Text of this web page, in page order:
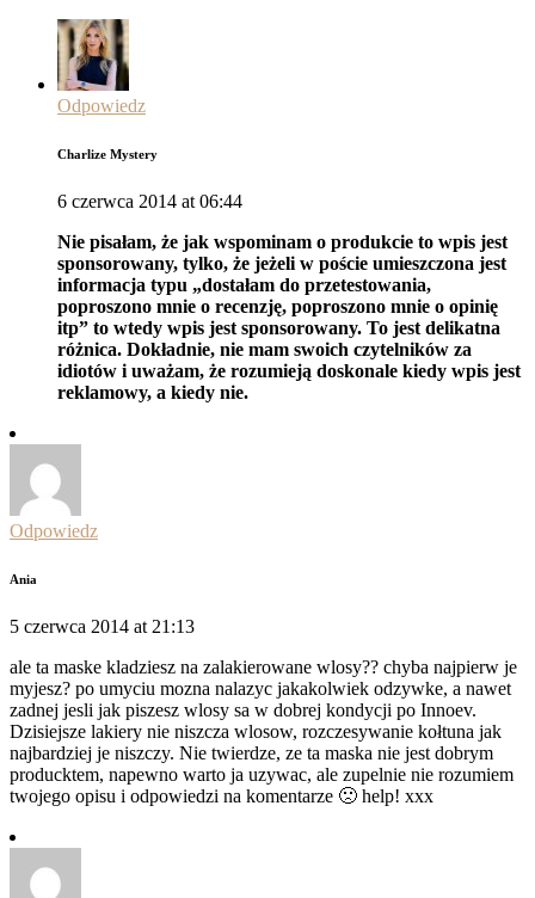
Odpowiedz
Charlize Mystery
6 czerwca 2014 at 06:44
Nie pisałam, że jak wspominam o produkcie to wpis jest
sponsorowany, tylko, że jeżeli w poście umieszczona jest
informacja typu „dostałam do przetestowania,
poproszono mnie o recenzję, poproszono mnie o opinię
itp” to wtedy wpis jest sponsorowany. To jest delikatna
różnica. Dokładnie, nie mam swoich czytelników za
idiotów i uważam, że rozumieją doskonale kiedy wpis jest
reklamowy, a kiedy nie.
Odpowiedz
Ania
5 czerwca 2014 at 21:13
ale ta maske kladziesz na zalakierowane wlosy?? chyba najpierw je
myjesz? po umyciu mozna nalazyc jakakolwiek odzywke, a nawet
zadnej jesli jak piszesz wlosy sa w dobrej kondycji po Innoev.
Dzisiejsze lakiery nie niszcza wlosow, rozczesywanie kołtuna jak
najbardziej je niszczy. Nie twierdze, ze ta maska nie jest dobrym
producktem, napewno warto ja uzywac, ale zupelnie nie rozumiem
twojego opisu i odpowiedzi na komentarze 🙁 help! xxx